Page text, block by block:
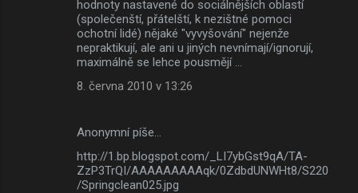
hodnoty nastavené do sociálnějších oblastí
(společenští, přátelští, k nezištné pomoci
ochotní lidé) nějaké "vyvyšování" nejenže
nepraktikují, ale ani u jiných nevnímají/ignorují,
maximálně se lehce pousmějí ...
8. června 2010 v 13:26
Anonymní píše…
http://1.bp.blogspot.com/_LI7ybGst9qA/TA-
ZzP3TrQI/AAAAAAAAAqk/0ZdbdUNWHt8/S220
/Springclean025.jpg